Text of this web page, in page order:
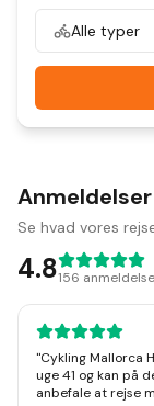
Alle typer
Anmeldelser
Se hvad vores
4.8156
"Cykling Mallorca
uge 41 og kan på
anbefale at rejse